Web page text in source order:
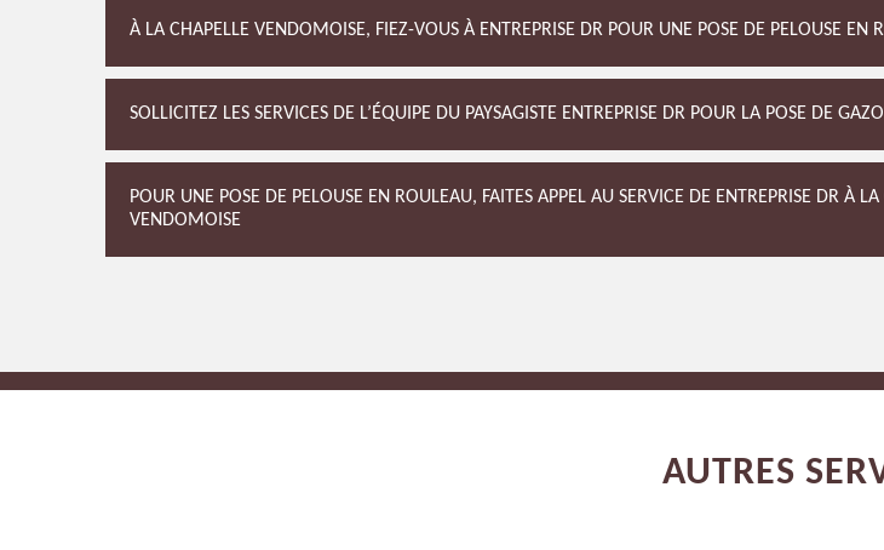
À LA CHAPELLE VENDOMOISE, FIEZ-VOUS À ENTREPRISE DR POUR UNE POSE DE PELOUSE EN
SOLLICITEZ LES SERVICES DE L’ÉQUIPE DU PAYSAGISTE ENTREPRISE DR POUR LA POSE DE
POUR UNE POSE DE PELOUSE EN ROULEAU, FAITES APPEL AU SERVICE DE ENTREPRISE DR À LA
VENDOMOISE
AUTRES